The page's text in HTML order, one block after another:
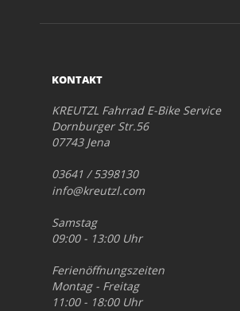
KONTAKT
KREUTZL Fahrrad E-Bike Service
Dornburger Str.56
07743 Jena
03641 / 5398130
info@kreutzl.com
Samstag
09:00 - 13:00 Uhr
Ferienöffnungszeiten
Montag - Freitag
11:00 - 18:00 Uhr